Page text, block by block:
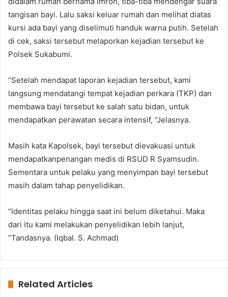
tangisan bayi. Lalu saksi keluar rumah dan melihat diatas
kursi ada bayi yang diselimuti handuk warna putih. Setelah
di cek, saksi tersebut melaporkan kejadian tersebut ke
Polsek Sukabumi.
“Setelah mendapat laporan kejadian tersebut, kami
langsung mendatangi tempat kejadian perkara (TKP) dan
membawa bayi tersebut ke salah satu bidan, untuk
mendapatkan perawatan secara intensif, “Jelasnya.
Masih kata Kapolsek, bayi tersebut dievakuasi untuk
mendapatkanpenangan medis di RSUD R Syamsudin.
Sementara untuk pelaku yang menyimpan bayi tersebut
masih dalam tahap penyelidikan.
“Identitas pelaku hingga saat ini belum diketahui. Maka
dari itu kami melakukan penyelidikan lebih lanjut,
“Tandasnya. (Iqbal. S. Achmad)
Related Articles